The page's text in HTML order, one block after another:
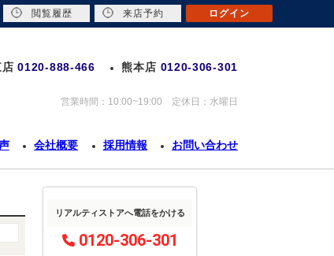
0120-888-466 熊本店 0120-306-301
営業時間：10:00~19:00 定休日：水曜日
会社概要 採用情報 お問い合わせ
リアルティストアへ電話をかける
0120-306-301
閲覧履歴 来店予約 ログイン